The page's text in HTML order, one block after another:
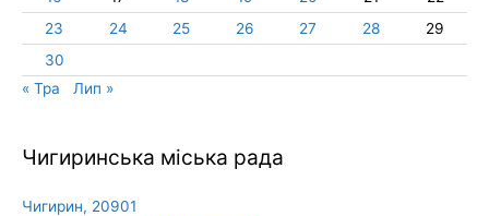
23
24 25 26 27 28
29
30
« Тра
Лип »
Чигиринська міська рада
Чигирин, 20901